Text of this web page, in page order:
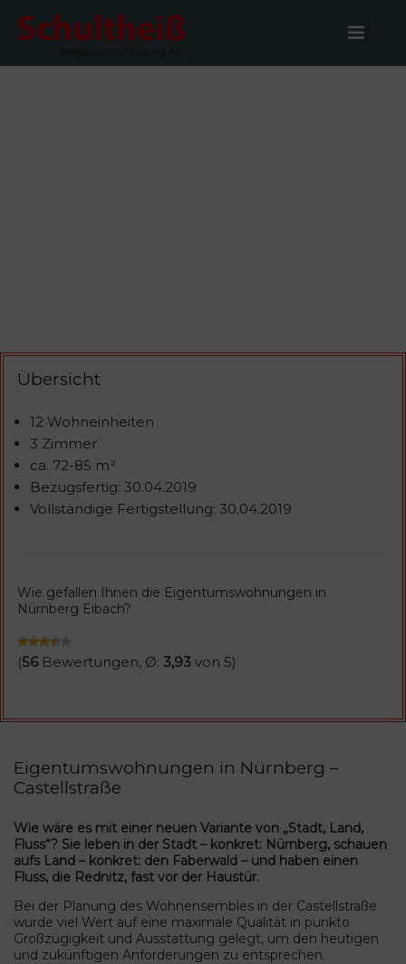
Übersicht
12 Wohneinheiten
3 Zimmer
ca. 72-85 m²
Bezugsfertig: 30.04.2019
Vollständige Fertigstellung: 30.04.2019
Wie gefallen Ihnen die Eigentumswohnungen in
Nürnberg Eibach?
(56Bewertungen, Ø: 3,93 von 5)
Eigentumswohnungen in Nürnberg –
Castellstraße
Wie wäre es mit einer neuen Variante von „Stadt, Land,
Fluss“? Sie leben in der Stadt – konkret: Nürnberg, schauen
aufs Land – konkret: den Faberwald – und haben einen
Fluss, die Rednitz, fast vor der Haustür.
Bei der Planung des Wohnensembles in der Castellstraße
wurde viel Wert auf eine maximale Qualität in punkto
Großzügigkeit und Ausstattung gelegt, um den heutigen
und zukünftigen Anforderungen zu entsprechen.